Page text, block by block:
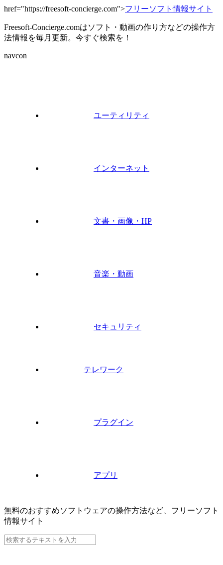
href="https://freesoft-concierge.com">フリーソフト情報サイト
Freesoft-Concierge.comはソフト・動画の作り方などの操作方
法情報を毎月更新。今すぐ検索を！
navcon
ユーティリティ
インターネット
文書・画像・HP
音楽・動画
セキュリティ
テレワーク
プラグイン
アプリ
無料のおすすめソフトウェアの操作方法など、 フリーソフト
情報サイト